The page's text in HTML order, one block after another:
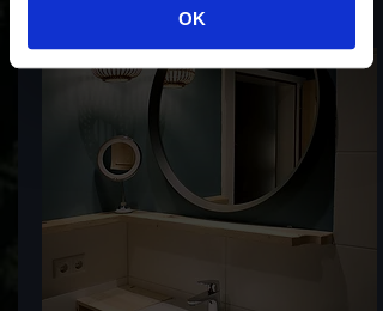
OK
1 separate restroom